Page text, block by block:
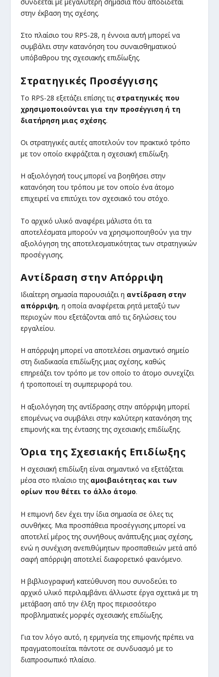
στην έκβαση της σχέσης.
Στο πλαίσιο του RPS-28, η έννοια αυτή μπορεί να
συμβάλει στην κατανόηση του συναισθηματικού
υπόβαθρου της σχεσιακής επιδίωξης.
Στρατηγικές Προσέγγισης
Το RPS-28 εξετάζει επίσης τις στρατηγικές που
χρησιμοποιούνται για την προσέγγιση ή τη
διατήρηση μιας σχέσης.
Οι στρατηγικές αυτές αποτελούν τον πρακτικό τρόπο
με τον οποίο εκφράζεται η σχεσιακή επιδίωξη.
Η αξιολόγησή τους μπορεί να βοηθήσει στην
κατανόηση του τρόπου με τον οποίο ένα άτομο
επιχειρεί να επιτύχει τον σχεσιακό του στόχο.
Το αρχικό υλικό αναφέρει μάλιστα ότι τα
αποτελέσματα μπορούν να χρησιμοποιηθούν για την
αξιολόγηση της αποτελεσματικότητας των στρατηγικών
προσέγγισης.
Αντίδραση στην Απόρριψη
Ιδιαίτερη σημασία παρουσιάζει η αντίδραση στην
απόρριψη, η οποία αναφέρεται ρητά μεταξύ των
περιοχών που εξετάζονται από τις δηλώσεις του
εργαλείου.
Η απόρριψη μπορεί να αποτελέσει σημαντικό σημείο
στη διαδικασία επιδίωξης μιας σχέσης, καθώς
επηρεάζει τον τρόπο με τον οποίο το άτομο συνεχίζει
ή τροποποιεί τη συμπεριφορά του.
Η αξιολόγηση της αντίδρασης στην απόρριψη μπορεί
επομένως να συμβάλει στην καλύτερη κατανόηση της
επιμονής και της έντασης της σχεσιακής επιδίωξης.
Όρια της Σχεσιακής Επιδίωξης
Η σχεσιακή επιδίωξη είναι σημαντικό να εξετάζεται
μέσα στο πλαίσιο της αμοιβαιότητας και των
ορίων που θέτει το άλλο άτομο.
Η επιμονή δεν έχει την ίδια σημασία σε όλες τις
συνθήκες. Μια προσπάθεια προσέγγισης μπορεί να
αποτελεί μέρος της συνήθους ανάπτυξης μιας σχέσης,
ενώ η συνέχιση ανεπιθύμητων προσπαθειών μετά από
σαφή απόρριψη αποτελεί διαφορετικό φαινόμενο.
Η βιβλιογραφική κατεύθυνση που συνοδεύει το
αρχικό υλικό περιλαμβάνει άλλωστε έργα σχετικά με τη
μετάβαση από την έλξη προς περισσότερο
προβληματικές μορφές σχεσιακής επιδίωξης.
Για τον λόγο αυτό, η ερμηνεία της επιμονής πρέπει να
πραγματοποιείται πάντοτε σε συνδυασμό με το
διαπροσωπικό πλαίσιο.